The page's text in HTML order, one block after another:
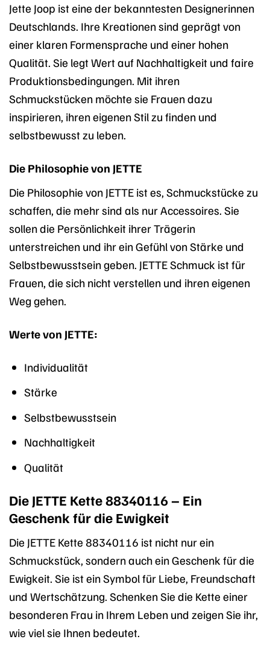
Jette Joop ist eine der bekanntesten Designerinnen
Deutschlands. Ihre Kreationen sind geprägt von
einer klaren Formensprache und einer hohen
Qualität. Sie legt Wert auf Nachhaltigkeit und faire
Produktionsbedingungen. Mit ihren
Schmuckstücken möchte sie Frauen dazu
inspirieren, ihren eigenen Stil zu finden und
selbstbewusst zu leben.
Die Philosophie von JETTE
Die Philosophie von JETTE ist es, Schmuckstücke zu
schaffen, die mehr sind als nur Accessoires. Sie
sollen die Persönlichkeit ihrer Trägerin
unterstreichen und ihr ein Gefühl von Stärke und
Selbstbewusstsein geben. JETTE Schmuck ist für
Frauen, die sich nicht verstellen und ihren eigenen
Weg gehen.
Werte von JETTE:
Individualität
Stärke
Selbstbewusstsein
Nachhaltigkeit
Qualität
Die JETTE Kette 88340116 – Ein
Geschenk für die Ewigkeit
Die JETTE Kette 88340116 ist nicht nur ein
Schmuckstück, sondern auch ein Geschenk für die
Ewigkeit. Sie ist ein Symbol für Liebe, Freundschaft
und Wertschätzung. Schenken Sie die Kette einer
besonderen Frau in Ihrem Leben und zeigen Sie ihr,
wie viel sie Ihnen bedeutet.